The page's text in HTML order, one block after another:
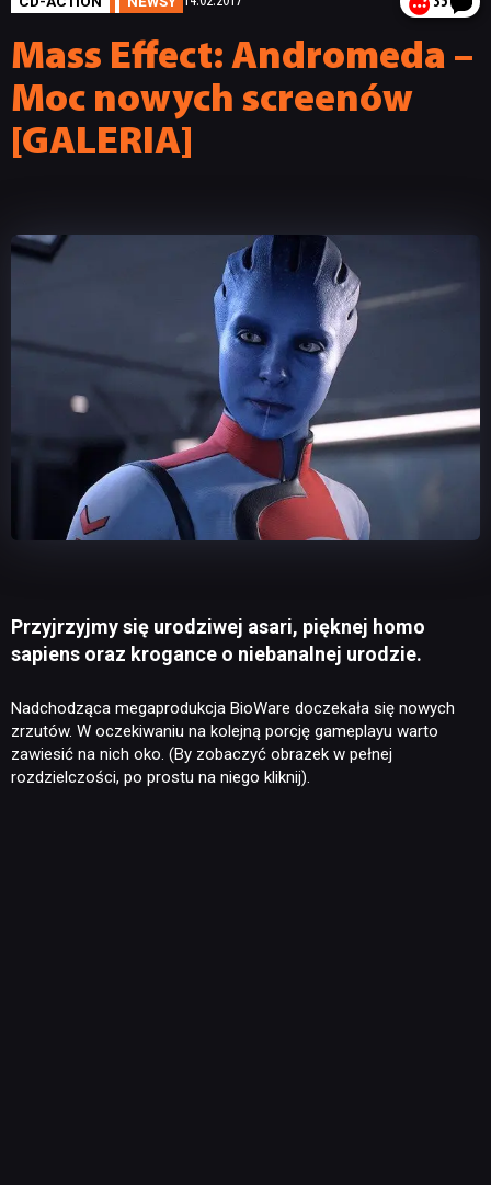
Mass Effect: Andromeda –
Moc nowych screenów
[GALERIA]
Przyjrzyjmy się urodziwej asari, pięknej homo
sapiens oraz krogance o niebanalnej urodzie.
Nadchodząca megaprodukcja BioWare doczekała się nowych
zrzutów. W oczekiwaniu na kolejną porcję gameplayu warto
zawiesić na nich oko. (By zobaczyć obrazek w pełnej
rozdzielczości, po prostu na niego kliknij).